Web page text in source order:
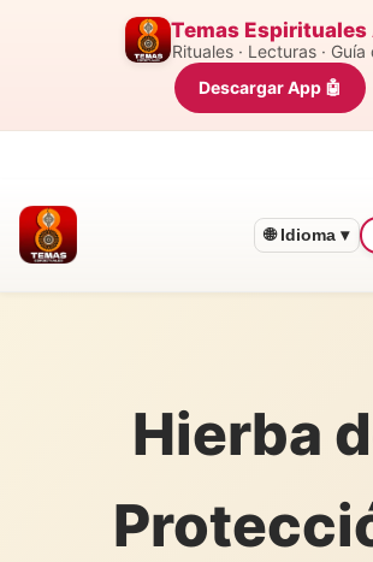
Temas Espirituales
Rituales · Lecturas · Guía
Descargar App 🤖
🌐 Idioma ▾
Hierba